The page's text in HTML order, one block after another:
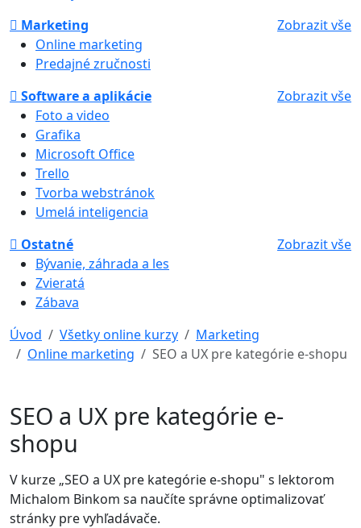
Marketing
Zobrazit vše
Online marketing
Predajné zručnosti
Software a aplikácie
Zobrazit vše
Foto a video
Grafika
Microsoft Office
Trello
Tvorba webstránok
Umelá inteligencia
Ostatné
Zobrazit vše
Bývanie, záhrada a les
Zvieratá
Zábava
Úvod
Všetky online kurzy
Marketing
Online marketing
SEO a UX pre kategórie e-shopu
SEO a UX pre kategórie e-
shopu
V kurze „SEO a UX pre kategórie e-shopu" s lektorom
Michalom Binkom sa naučíte správne optimalizovať
stránky pre vyhľadávače.